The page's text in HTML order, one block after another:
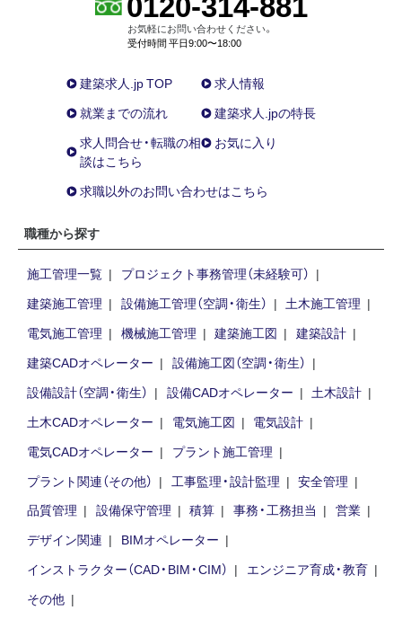
0120-314-881
お気軽にお問い合わせください。
受付時間 平日9:00〜18:00
建築求人.jp TOP
求人情報
就業までの流れ
建築求人.jpの特長
求人問合せ・転職の相
談はこちら
お気に入り
求職以外のお問い合わせはこちら
職種から探す
施工管理一覧
プロジェクト事務管理（未経験可）
建築施工管理
設備施工管理（空調・衛生）
土木施工管理
電気施工管理
機械施工管理 建築施工図
建築設計
建築CADオペレーター
設備施工図（空調・衛生）
設備設計（空調・衛生）
設備CADオペレーター
土木設計
土木CADオペレーター
電気施工図
電気設計
電気CADオペレーター
プラント施工管理
プラント関連（その他）
工事監理・設計監理
安全管理
品質管理
設備保守管理 積算 事務・工務担当
営業
デザイン関連
BIMオペレーター
インストラクター（CAD・BIM・CIM）
エンジニア育成・教育
その他